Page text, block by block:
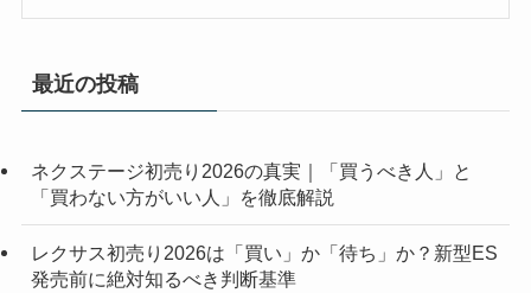
最近の投稿
ネクステージ初売り2026の真実｜「買うべき人」と
「買わない方がいい人」を徹底解説
レクサス初売り2026は「買い」か「待ち」か？新型ES
発売前に絶対知るべき判断基準